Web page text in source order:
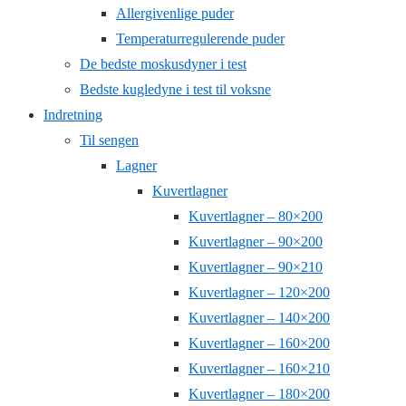
Allergivenlige puder
Temperaturregulerende puder
De bedste moskusdyner i test
Bedste kugledyne i test til voksne
Indretning
Til sengen
Lagner
Kuvertlagner
Kuvertlagner – 80×200
Kuvertlagner – 90×200
Kuvertlagner – 90×210
Kuvertlagner – 120×200
Kuvertlagner – 140×200
Kuvertlagner – 160×200
Kuvertlagner – 160×210
Kuvertlagner – 180×200